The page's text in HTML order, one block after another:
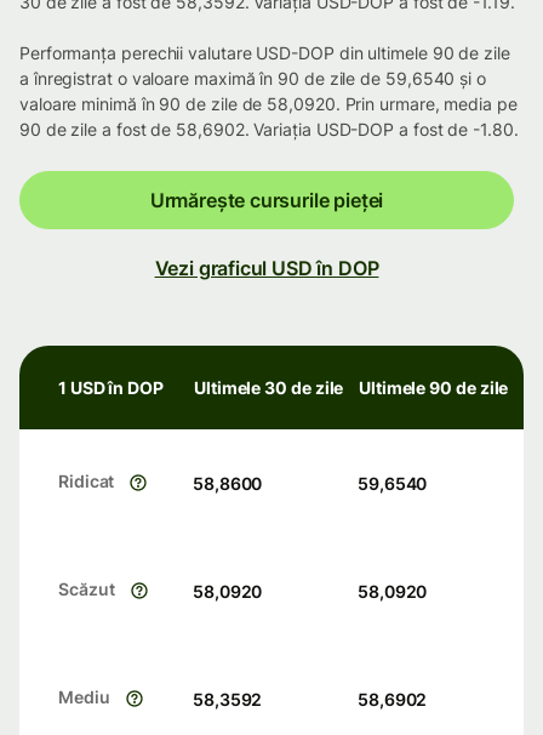
Performanța perechii valutare USD-DOP din ultimele 90 de zile
a înregistrat o valoare maximă în 90 de zile de 59,6540 și o
valoare minimă în 90 de zile de 58,0920. Prin urmare, media pe
90 de zile a fost de 58,6902. Variația USD-DOP a fost de -1.80.
Urmărește cursurile pieței
Vezi graficul USD în DOP
1 USD în DOP Ultimele 30 de zile Ultimele 90 de zile
Ridicat 58,8600 59,6540
Scăzut 58,0920 58,0920
Mediu 58,3592 58,6902